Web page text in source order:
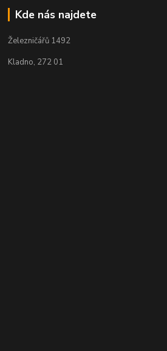
Kde nás najdete
Železničářů 1492
Kladno, 272 01